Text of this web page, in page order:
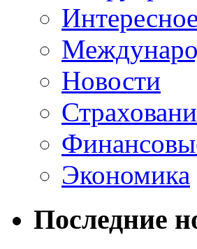
Новости
Экономика
Последние